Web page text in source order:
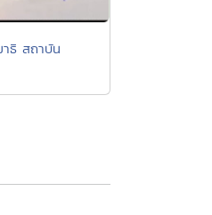
ธิ สถาบัน